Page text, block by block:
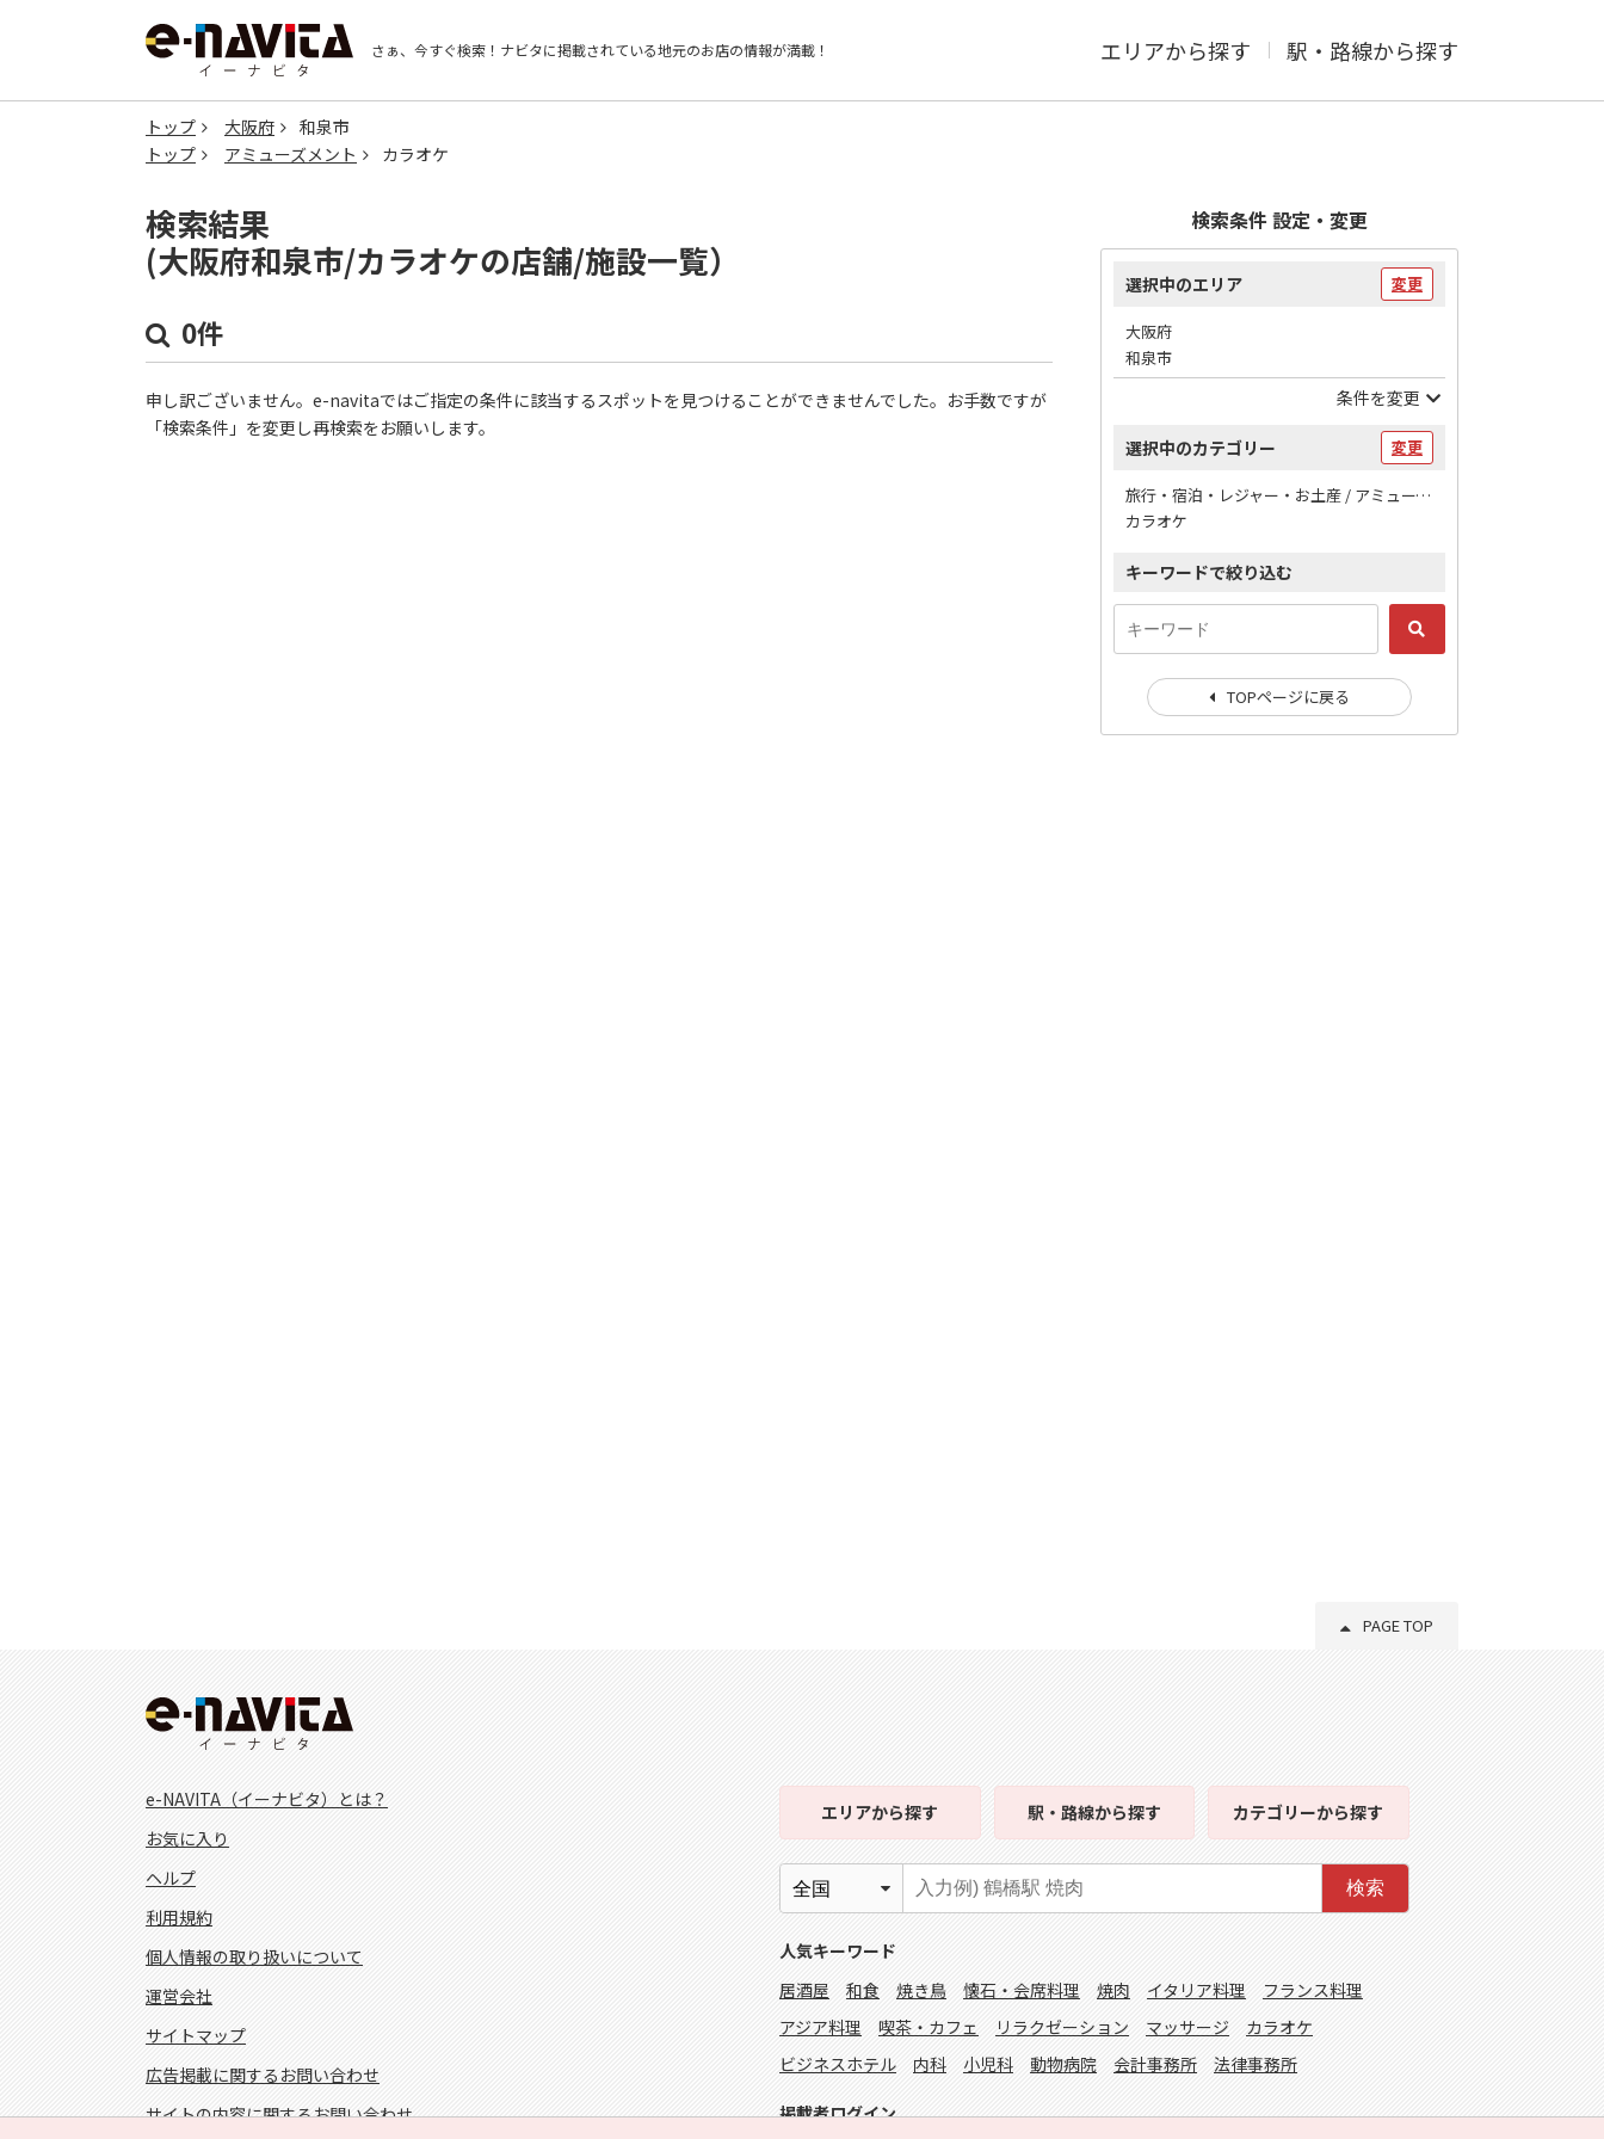
さぁ、今すぐ検索！ ナビタに掲載されている地元のお店の情報が満載！ エリアから探す 駅・路線から探す
トップ 大阪府
和泉市
トップ
アミューズメント カラオケ
検索結果
(大阪府和泉市/カラオケの店舗/施設一覧）
0件
申し訳ございません。e-navitaではご指定の条件に該当するスポットを見つけることができませんでした。お手数ですが
「検索条件」を変更し再検索をお願いします。
検索条件 設定・変更
選択中のエリア 変更
大阪府
和泉市
条件を変更
選択中のカテゴリー 変更
旅行・宿泊・レジャー・お土産 / アミューズメント
カラオケ
キーワードで絞り込む
TOPページに戻る
PAGE TOP
e-NAVITA（イーナビタ）とは？
お気に入り
ヘルプ
利用規約
個人情報の取り扱いについて
運営会社
サイトマップ
広告掲載に関するお問い合わせ
サイトの内容に関するお問い合わせ
エリアから探す 駅・路線から探す カテゴリーから探す
検索
人気キーワード
居酒屋
和食 焼き鳥 懐石・会席料理 焼肉 イタリア料理
フランス料理
アジア料理
喫茶・カフェ リラクゼーション マッサージ
カラオケ
ビジネスホテル
内科 小児科 動物病院 会計事務所 法律事務所
掲載者ログイン